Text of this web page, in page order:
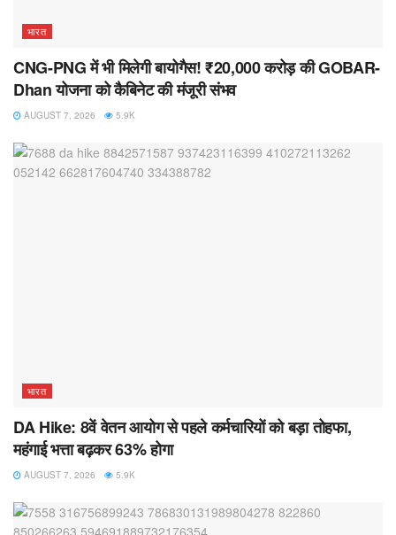
भारत
CNG-PNG में भी मिलेगी बायोगैस! ₹20,000 करोड़ की GOBAR-
Dhan योजना को कैबिनेट की मंजूरी संभव
AUGUST 7, 2026 5.9K
भारत
DA Hike: 8वें वेतन आयोग से पहले कर्मचारियों को बड़ा तोहफा,
महंगाई भत्ता बढ़कर 63% होगा
AUGUST 7, 2026 5.9K